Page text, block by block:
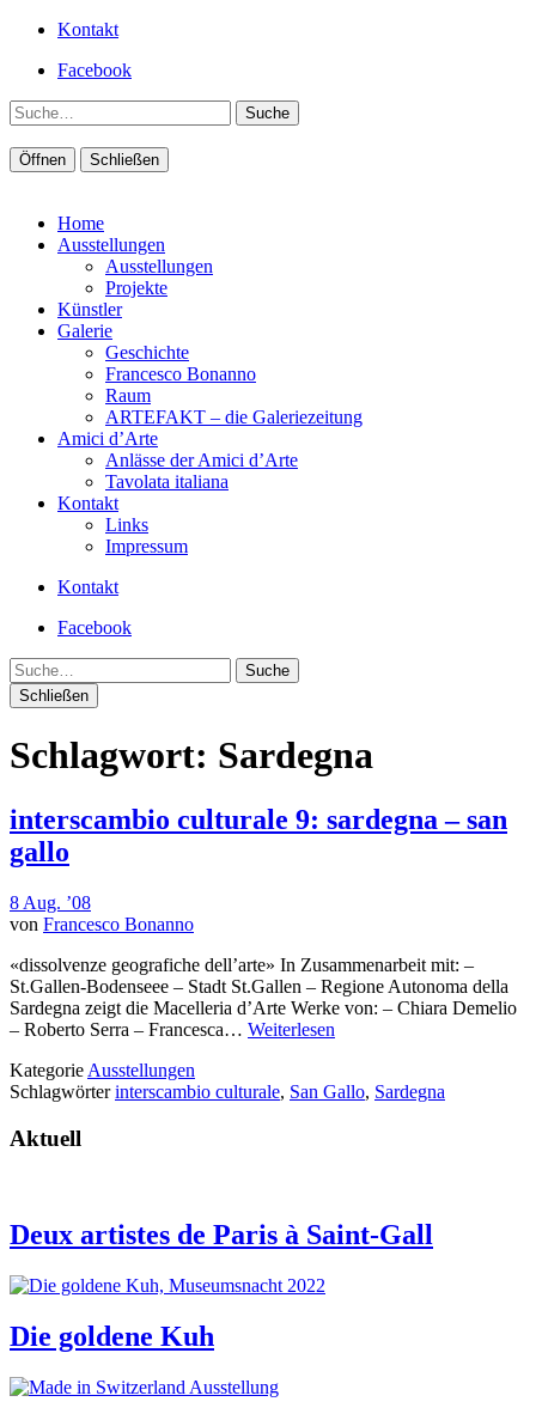
Kontakt
Facebook
Suche
Öffnen Schließen
Home
Ausstellungen
Ausstellungen
Projekte
Künstler
Galerie
Geschichte
Francesco Bonanno
Raum
ARTEFAKT – die Galeriezeitung
Amici d’Arte
Anlässe der Amici d’Arte
Tavolata italiana
Kontakt
Links
Impressum
Kontakt
Facebook
Suche
Schließen
Schlagwort: Sardegna
interscambio culturale 9: sardegna – san
gallo
8 Aug. ’08
von Francesco Bonanno
«dissolvenze geografiche dell’arte» In Zusammenarbeit mit: –
St.Gallen-Bodenseee – Stadt St.Gallen – Regione Autonoma della
Sardegna zeigt die Macelleria d’Arte Werke von: – Chiara Demelio
– Roberto Serra – Francesca… Weiterlesen
Kategorie Ausstellungen
Schlagwörterinterscambio culturale, San Gallo, Sardegna
Aktuell
Deux artistes de Paris à Saint-Gall
Die goldene Kuh